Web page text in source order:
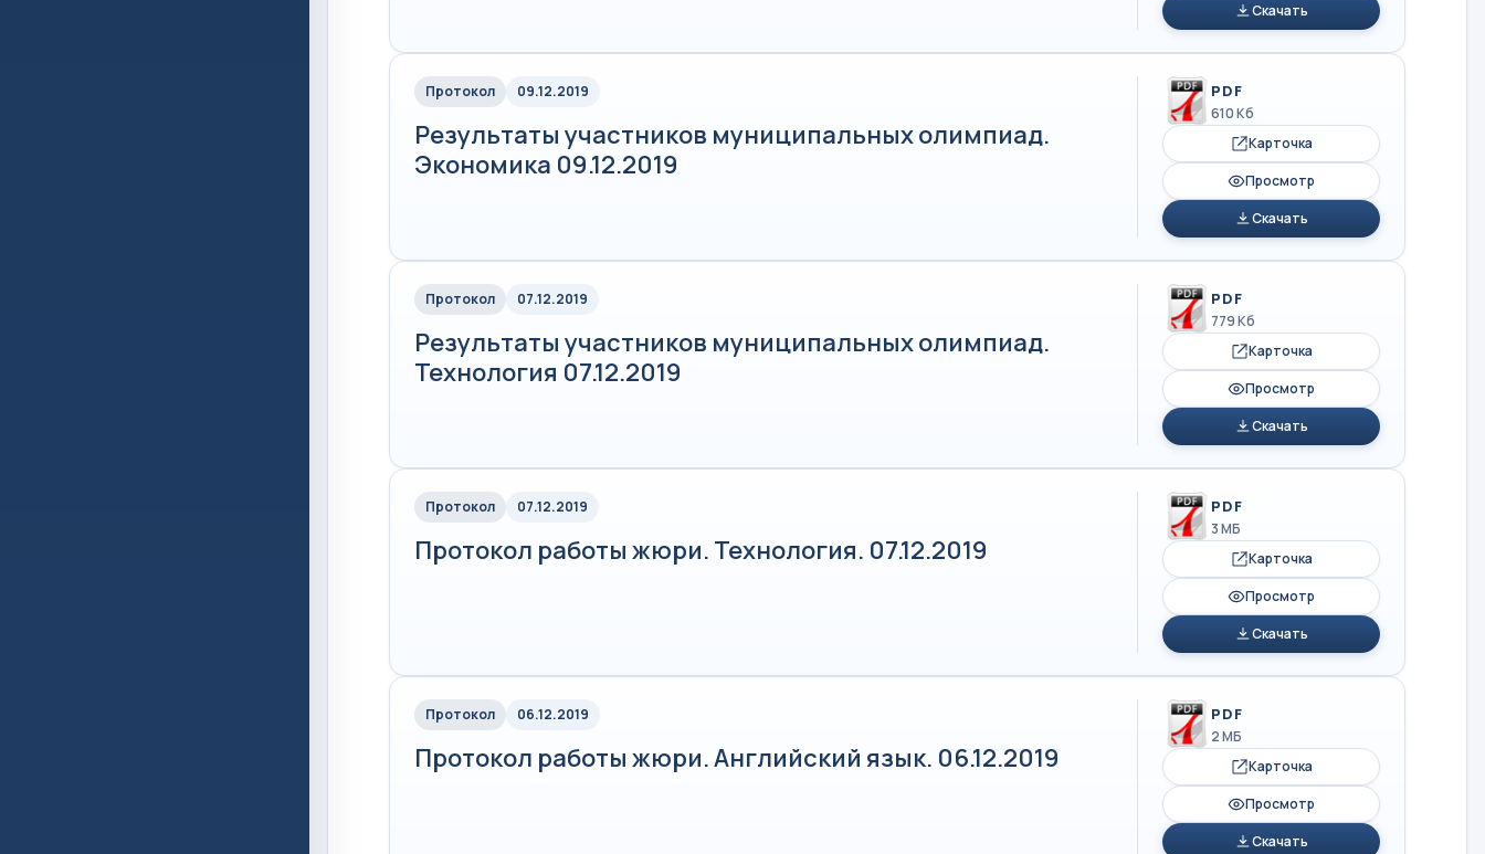
Скачать
Протокол 09.12.2019
Результаты участников муниципальных олимпиад.
Экономика 09.12.2019
PDF
610 Кб
Карточка
Просмотр
Скачать
Протокол 07.12.2019
Результаты участников муниципальных олимпиад.
Технология 07.12.2019
PDF
779 Кб
Карточка
Просмотр
Скачать
Протокол 07.12.2019
Протокол работы жюри. Технология. 07.12.2019
PDF
3 МБ
Карточка
Просмотр
Скачать
Протокол 06.12.2019
Протокол работы жюри. Английский язык. 06.12.2019
PDF
2 МБ
Карточка
Просмотр
Скачать